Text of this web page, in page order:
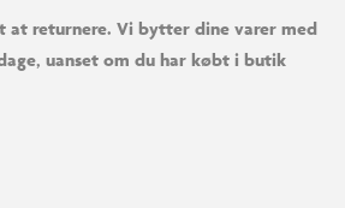
at returnere. Vi bytter dine varer med
uanset om du har købt i butik